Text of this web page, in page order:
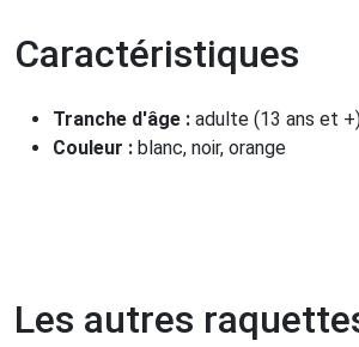
Caractéristiques
Tranche d'âge : adulte (13 ans et
Couleur : blanc, noir, orange
Les autres